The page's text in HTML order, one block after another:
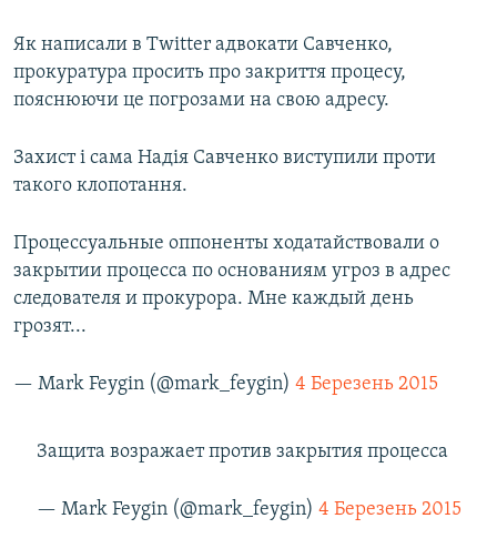
Як написали в Twitter адвокати Савченко,
прокуратура просить про закриття процесу,
пояснюючи це погрозами на свою адресу.
Захист і сама Надія Савченко виступили проти
такого клопотання.
Процессуальные оппоненты ходатайствовали о
закрытии процесса по основаниям угроз в адрес
следователя и прокурора. Мне каждый день
грозят...
— Mark Feygin (@mark_feygin) 4 Березень 2015
Защита возражает против закрытия процесса
— Mark Feygin (@mark_feygin) 4 Березень 2015